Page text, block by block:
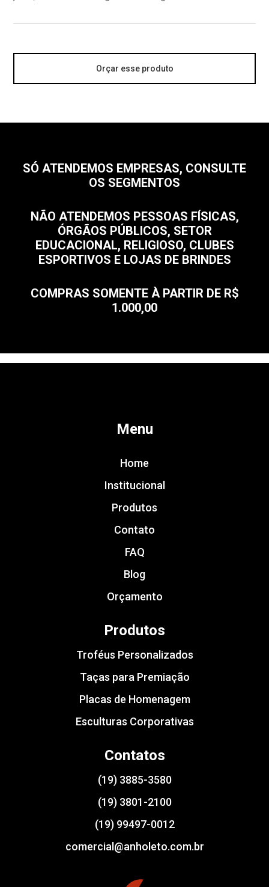
Orçar esse produto
SÓ ATENDEMOS EMPRESAS, CONSULTE
OS SEGMENTOS
NÃO ATENDEMOS PESSOAS FÍSICAS,
ÓRGÃOS PÚBLICOS, SETOR
EDUCACIONAL, RELIGIOSO, CLUBES
ESPORTIVOS E LOJAS DE BRINDES
COMPRAS SOMENTE À PARTIR DE R$
1.000,00
Menu
Home
Institucional
Produtos
Contato
FAQ
Blog
Orçamento
Produtos
Troféus Personalizados
Taças para Premiação
Placas de Homenagem
Esculturas Corporativas
Contatos
(19) 3885-3580
(19) 3801-2100
(19) 99497-0012
comercial@anholeto.com.br